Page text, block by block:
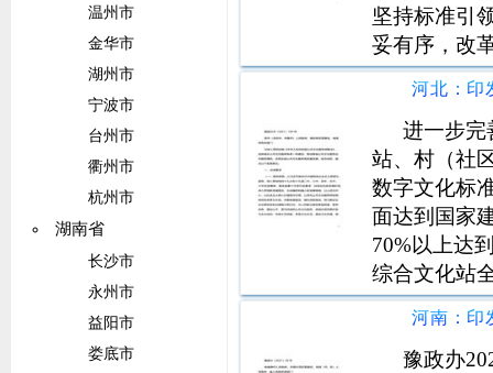
温州市
金华市
湖州市
宁波市
台州市
衢州市
杭州市
湖南省
长沙市
永州市
益阳市
娄底市
坚持标准引
妥有序，改
的政务公开
工作，力争
范体系。鼓
进一步完
站、村（社
数字文化标
面达到国家
70%以上达
综合文化站
100%的乡
条件的乡镇
鼓励利用多
豫政办